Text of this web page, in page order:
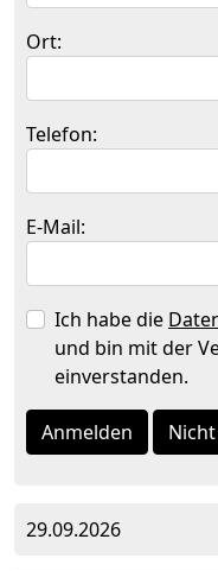
Ort:
Telefon:
E-Mail:
Ich habe die
und bin mit der
einverstanden.
Anmelden
29.09.2026